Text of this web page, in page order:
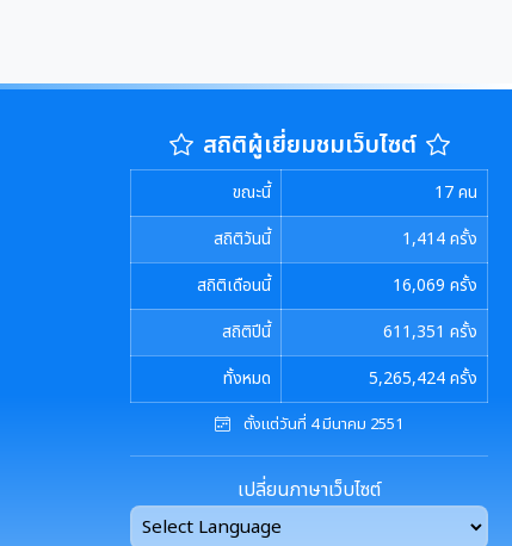
สถิติผู้เยี่ยมชมเว็บไซต์
ขณะนี้ 17คน
สถิติวันนี้
1,414ครั้ง
สถิติเดือนนี้
16,069 ครั้ง
สถิติปีนี้
611,351 ครั้ง
ทั้งหมด
5,265,424ครั้ง
ตั้งแต่วันที่ 4 มีนาคม 2551
เปลี่ยนภาษาเว็บไซต์